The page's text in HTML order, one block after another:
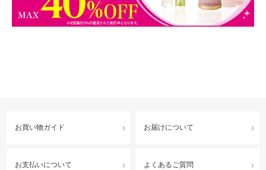
お買い物ガイド お届けについて
お支払いについて よくあるご質問